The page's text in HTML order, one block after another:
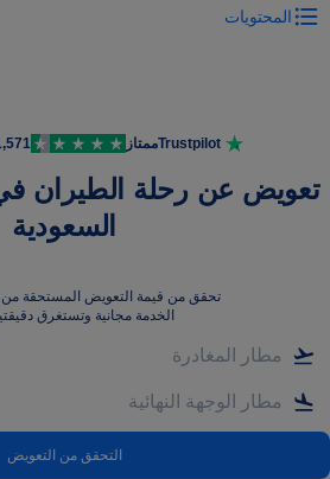
المحتويات
Trustpilotممتاز
تعويض عن رحلة الطيران في
السعودية
تحقق من قيمة التعويض المستحقة
الخدمة مجانية وتستغرق
التحقق من التعويض